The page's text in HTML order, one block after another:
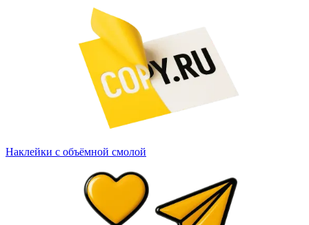
Написать директору
Арендодателям
Франшиза
Наклейки с объёмной смолой